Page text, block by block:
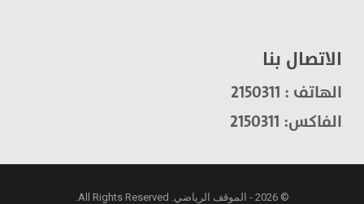
الاتصال بنا
الهاتف : 2150311
الفاكس: 2150311
© 2026 - الموقف الرياضي. All Rights Reserved.